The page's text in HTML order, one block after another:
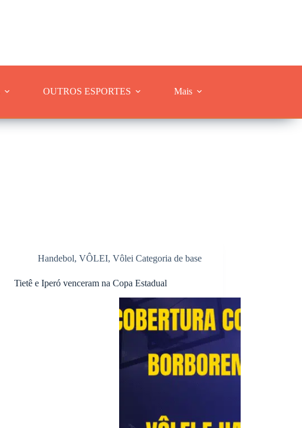
OUTROS ESPORTES Mais
Handebol,VÔLEI,Vôlei Categoria de base
Tietê e Iperó venceram na Copa Estadual